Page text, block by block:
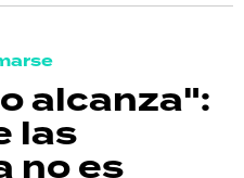
alcanza":
las
no es